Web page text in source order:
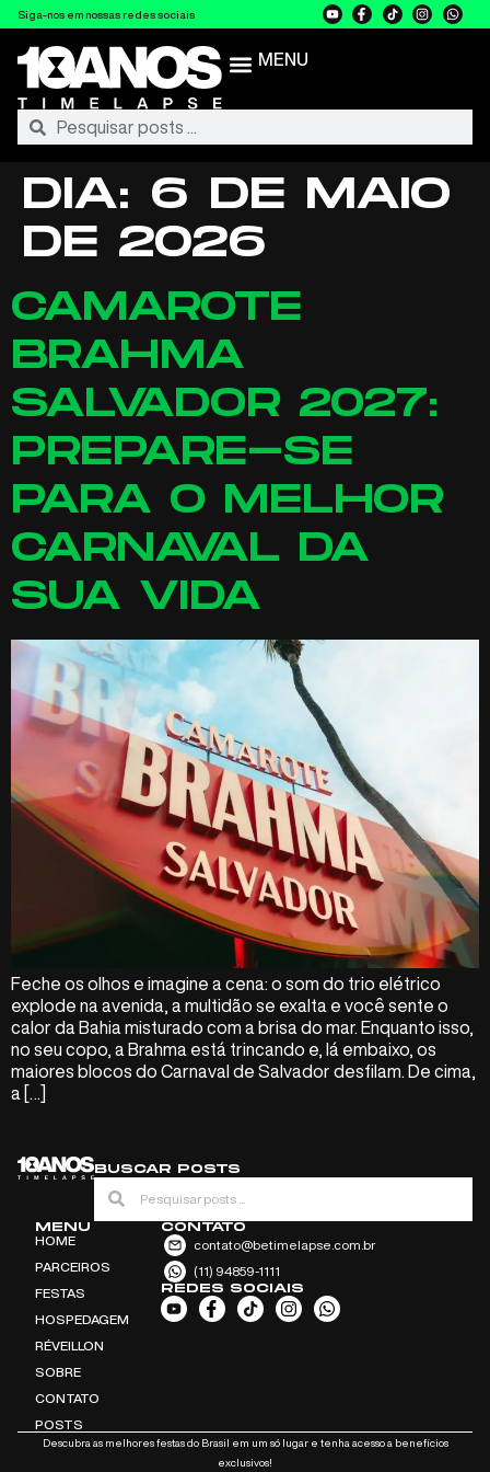
Siga-nos em nossas redes sociais
MENU
DIA: 6 DE MAIO
DE 2026
CAMAROTE
BRAHMA
SALVADOR 2027:
PREPARE-SE
PARA O MELHOR
CARNAVAL DA
SUA VIDA
Feche os olhos e imagine a cena: o som do trio elétrico
explode na avenida, a multidão se exalta e você sente o
calor da Bahia misturado com a brisa do mar. Enquanto isso,
no seu copo, a Brahma está trincando e, lá embaixo, os
maiores blocos do Carnaval de Salvador desfilam. De cima,
a […]
BUSCAR POSTS
MENU
HOME
PARCEIROS
FESTAS
HOSPEDAGEM
RÉVEILLON
SOBRE
CONTATO
POSTS
CONTATO
contato@betimelapse.com.br
(11) 94859-1111
REDES SOCIAIS
Descubra as melhores festas do Brasil em um só lugar e tenha acesso a benefícios
exclusivos!